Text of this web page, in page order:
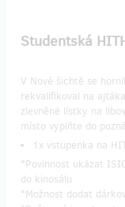
Studentská
V Nové šichtě se
rekvalifikoval na
zlevněné lístky na
místo vyplňte do
1x vstupenka na
*Povinnost ukázat
do kinosálu
*Možnost dodat